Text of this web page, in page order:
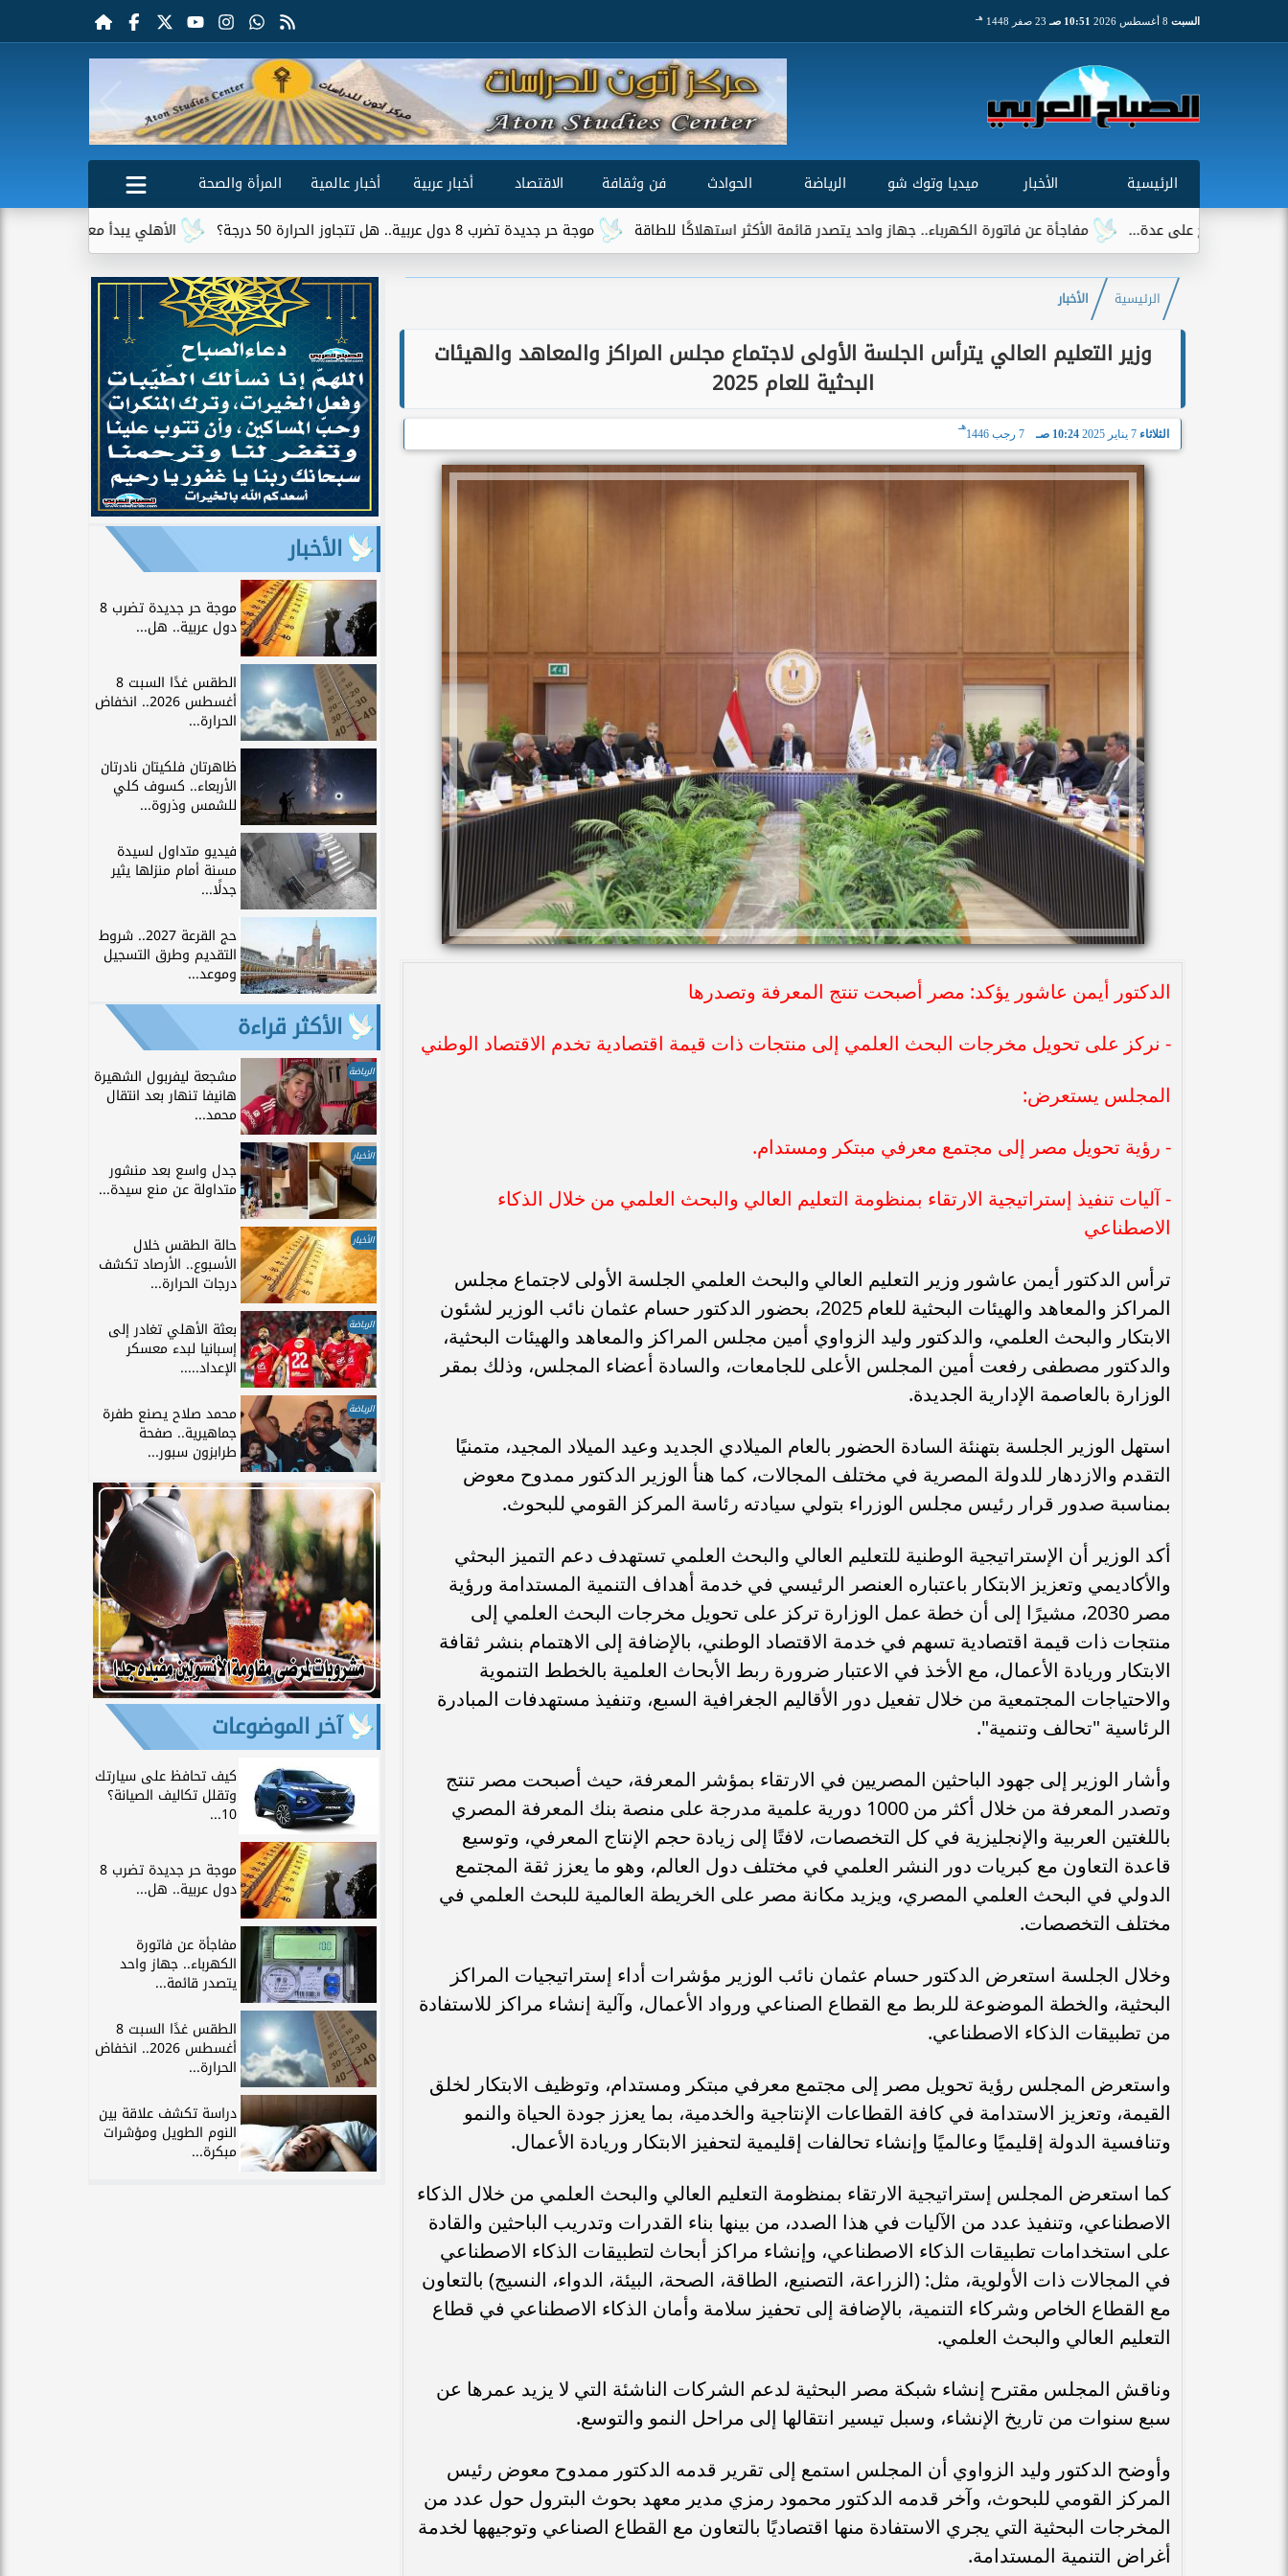
السبت 10:51 صـ 23 صفر 1448 هـ
الرئيسية الأخبار ميديا وتوك شو الرياضة الحوادث فن وثقافة الاقتصاد أخبار عربية أخبار عالمية
المرأة والصحة
الأهلي يبدأ معسكر إسبانيا بمران قوي
موجة حر جديدة تضرب 8 دول عربية.. هل تتجاوز الحرارة 50 درجة؟ مفاجأة عن فاتورة الكهرباء.. جهاز واحد يتصدر قائمة الأكثر استهلاكًا للطاقة
الرئيسية الأخبار
وزير التعليم العالي يترأس الجلسة الأولى لاجتماع مجلس المراكز والمعاهد والهيئات
البحثية للعام 2025
الثلاثاء 7 يناير 2025 10:24 صـ 7 رجب 1446
هـ
الدكتور أيمن عاشور يؤكد: مصر أصبحت تنتج المعرفة وتصدرها
- نركز على تحويل مخرجات البحث العلمي إلى منتجات ذات قيمة اقتصادية تخدم الاقتصاد الوطني
المجلس يستعرض:
- رؤية تحويل مصر إلى مجتمع معرفي مبتكر ومستدام.
- آليات تنفيذ إستراتيجية الارتقاء بمنظومة التعليم العالي والبحث العلمي من خلال الذكاء
الاصطناعي
ترأس الدكتور أيمن عاشور وزير التعليم العالي والبحث العلمي الجلسة الأولى لاجتماع مجلس
المراكز والمعاهد والهيئات البحثية للعام 2025، بحضور الدكتور حسام عثمان نائب الوزير لشئون
الابتكار والبحث العلمي، والدكتور وليد الزواوي أمين مجلس المراكز والمعاهد والهيئات البحثية،
والدكتور مصطفى رفعت أمين المجلس الأعلى للجامعات، والسادة أعضاء المجلس، وذلك بمقر
الوزارة بالعاصمة الإدارية الجديدة.
استهل الوزير الجلسة بتهنئة السادة الحضور بالعام الميلادي الجديد وعيد الميلاد المجيد، متمنيًا
التقدم والازدهار للدولة المصرية في مختلف المجالات، كما هنأ الوزير الدكتور ممدوح معوض
بمناسبة صدور قرار رئيس مجلس الوزراء بتولي سيادته رئاسة المركز القومي للبحوث.
أكد الوزير أن الإستراتيجية الوطنية للتعليم العالي والبحث العلمي تستهدف دعم التميز البحثي
والأكاديمي وتعزيز الابتكار باعتباره العنصر الرئيسي في خدمة أهداف التنمية المستدامة ورؤية
مصر 2030، مشيرًا إلى أن خطة عمل الوزارة تركز على تحويل مخرجات البحث العلمي إلى
منتجات ذات قيمة اقتصادية تسهم في خدمة الاقتصاد الوطني، بالإضافة إلى الاهتمام بنشر ثقافة
الابتكار وريادة الأعمال، مع الأخذ في الاعتبار ضرورة ربط الأبحاث العلمية بالخطط التنموية
والاحتياجات المجتمعية من خلال تفعيل دور الأقاليم الجغرافية السبع، وتنفيذ مستهدفات المبادرة
الرئاسية "تحالف وتنمية".
وأشار الوزير إلى جهود الباحثين المصريين في الارتقاء بمؤشر المعرفة، حيث أصبحت مصر تنتج
وتصدر المعرفة من خلال أكثر من 1000 دورية علمية مدرجة على منصة بنك المعرفة المصري
باللغتين العربية والإنجليزية في كل التخصصات، لافتًا إلى زيادة حجم الإنتاج المعرفي، وتوسيع
قاعدة التعاون مع كبريات دور النشر العلمي في مختلف دول العالم، وهو ما يعزز ثقة المجتمع
الدولي في البحث العلمي المصري، ويزيد مكانة مصر على الخريطة العالمية للبحث العلمي في
مختلف التخصصات.
وخلال الجلسة استعرض الدكتور حسام عثمان نائب الوزير مؤشرات أداء إستراتيجيات المراكز
البحثية، والخطة الموضوعة للربط مع القطاع الصناعي ورواد الأعمال، وآلية إنشاء مراكز للاستفادة
من تطبيقات الذكاء الاصطناعي.
واستعرض المجلس رؤية تحويل مصر إلى مجتمع معرفي مبتكر ومستدام، وتوظيف الابتكار لخلق
القيمة، وتعزيز الاستدامة في كافة القطاعات الإنتاجية والخدمية، بما يعزز جودة الحياة والنمو
وتنافسية الدولة إقليميًا وعالميًا وإنشاء تحالفات إقليمية لتحفيز الابتكار وريادة الأعمال.
كما استعرض المجلس إستراتيجية الارتقاء بمنظومة التعليم العالي والبحث العلمي من خلال الذكاء
الاصطناعي، وتنفيذ عدد من الآليات في هذا الصدد، من بينها بناء القدرات وتدريب الباحثين والقادة
على استخدامات تطبيقات الذكاء الاصطناعي، وإنشاء مراكز أبحاث لتطبيقات الذكاء الاصطناعي
في المجالات ذات الأولوية، مثل: (الزراعة، التصنيع، الطاقة، الصحة، البيئة، الدواء، النسيج) بالتعاون
مع القطاع الخاص وشركاء التنمية، بالإضافة إلى تحفيز سلامة وأمان الذكاء الاصطناعي في قطاع
التعليم العالي والبحث العلمي.
وناقش المجلس مقترح إنشاء شبكة مصر البحثية لدعم الشركات الناشئة التي لا يزيد عمرها عن
سبع سنوات من تاريخ الإنشاء، وسبل تيسير انتقالها إلى مراحل النمو والتوسع.
وأوضح الدكتور وليد الزواوي أن المجلس استمع إلى تقرير قدمه الدكتور ممدوح معوض رئيس
المركز القومي للبحوث، وآخر قدمه الدكتور محمود رمزي مدير معهد بحوث البترول حول عدد من
المخرجات البحثية التي يجري الاستفادة منها اقتصاديًا بالتعاون مع القطاع الصناعي وتوجيهها لخدمة
أغراض التنمية المستدامة.
الأخبار
موجة حر جديدة تضرب 8
دول عربية.. هل...
الطقس غدًا السبت 8
أغسطس 2026.. انخفاض
الحرارة...
ظاهرتان فلكيتان نادرتان
الأربعاء.. كسوف كلي
للشمس وذروة...
فيديو متداول لسيدة
مسنة أمام منزلها يثير
جدلًا...
حج القرعة 2027.. شروط
التقديم وطرق التسجيل
وموعد...
الأكثر قراءة
الرياضة مشجعة ليفربول الشهيرة
هانيفا تنهار بعد انتقال
محمد...
الأخبار
جدل واسع بعد منشور
متداولة عن منع سيدة...
الأخبار حالة الطقس خلال
الأسبوع.. الأرصاد تكشف
درجات الحرارة...
الرياضة بعثة الأهلي تغادر إلى
إسبانيا لبدء معسكر
الإعداد.....
الرياضة محمد صلاح يصنع طفرة
جماهيرية.. صفحة
طرابزون سبور...
آخر الموضوعات
كيف تحافظ على سيارتك
وتقلل تكاليف الصيانة؟
10...
موجة حر جديدة تضرب 8
دول عربية.. هل...
مفاجأة عن فاتورة
الكهرباء.. جهاز واحد
يتصدر قائمة...
الطقس غدًا السبت 8
أغسطس 2026.. انخفاض
الحرارة...
دراسة تكشف علاقة بين
النوم الطويل ومؤشرات
مبكرة...